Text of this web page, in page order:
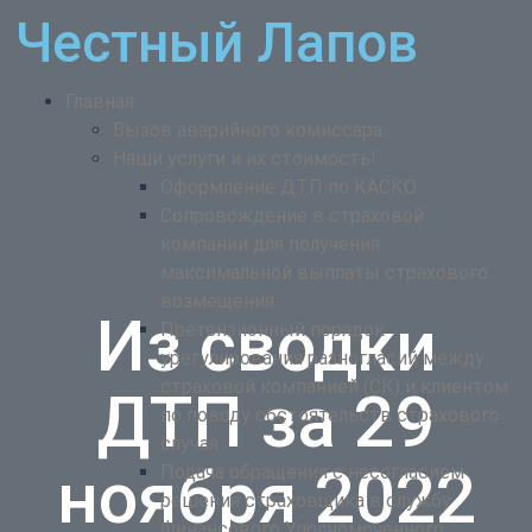
Честный Лапов
Претензионный порядок
урегулирования разногласий между
страховой компанией (СК) и клиентом
по поводу обстоятельств страхового
случая
Подача обращения с несогласием
решения страховщика в службу
Из сводки
ДТП за 29
ноября 2022